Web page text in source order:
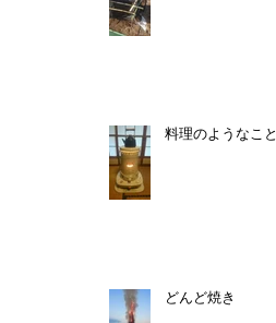
料理のようなこと
どんど焼き